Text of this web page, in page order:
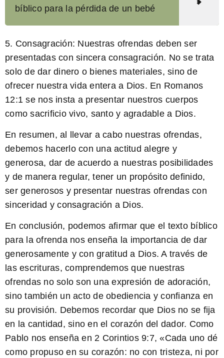
bíblico para la pérdida de un bebé
5. Consagración: Nuestras ofrendas deben ser
presentadas con sincera consagración. No se trata
solo de dar dinero o bienes materiales, sino de
ofrecer nuestra vida entera a Dios. En Romanos
12:1 se nos insta a presentar nuestros cuerpos
como sacrificio vivo, santo y agradable a Dios.
En resumen, al llevar a cabo nuestras ofrendas,
debemos hacerlo con una actitud alegre y
generosa, dar de acuerdo a nuestras posibilidades
y de manera regular, tener un propósito definido,
ser generosos y presentar nuestras ofrendas con
sinceridad y consagración a Dios.
En conclusión, podemos afirmar que el texto bíblico
para la ofrenda nos enseña la importancia de dar
generosamente y con gratitud a Dios. A través de
las escrituras, comprendemos que nuestras
ofrendas no solo son una expresión de adoración,
sino también un acto de obediencia y confianza en
su provisión. Debemos recordar que Dios no se fija
en la cantidad, sino en el corazón del dador. Como
Pablo nos enseña en 2 Corintios 9:7, «Cada uno dé
como propuso en su corazón: no con tristeza, ni por